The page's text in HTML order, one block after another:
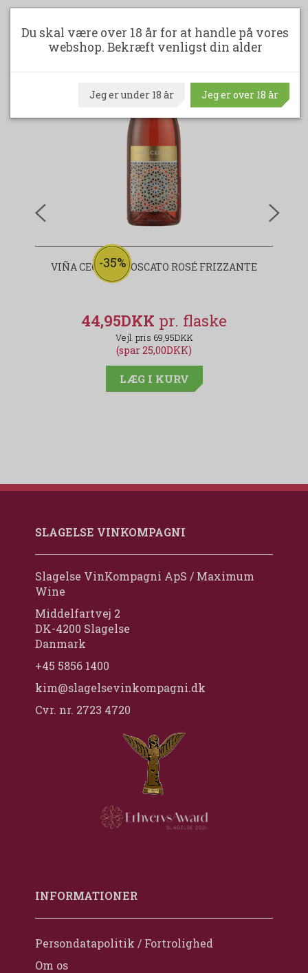
-35%
VIÑA CECILIA MOSCATO ROSÉ FRIZZANTE
44,95DKK
69,95DKK
(spar 25,00DKK)
LÆG I KURV
SLAGELSE VINKOMPAGNI
Slagelse VinKompagni ApS / Maximum
Wine
Middelfartvej 2
DK-4200 Slagelse
Danmark
+45 5856 1400
kim@slagelsevinkompagni.dk
Cvr. nr. 2723 4720
INFORMATIONER
Persondatapolitik / Fortrolighed
Om os
Du skal være over 18 år for at handle på vores
webshop. Bekræft venligst din alder
Jeg er under 18 år Jeg er over 18 år